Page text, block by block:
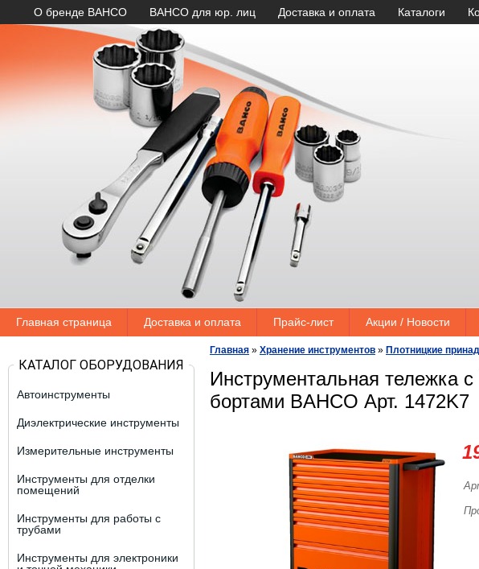
О бренде BAHCO BAHCO для юр. лиц Доставка и оплата Каталоги
Главная страница Доставка и оплата Прайс-лист Акции / Новости
КАТАЛОГ ОБОРУДОВАНИЯ
Автоинструменты
Диэлектрические инструменты
Измерительные инструменты
Инструменты для отделки
помещений
Инструменты для работы с
трубами
Инструменты для электроники
Главная » Хранение инструментов » Плотницкие
Инструментальная
бортами BAHCO Арт. 1472K7